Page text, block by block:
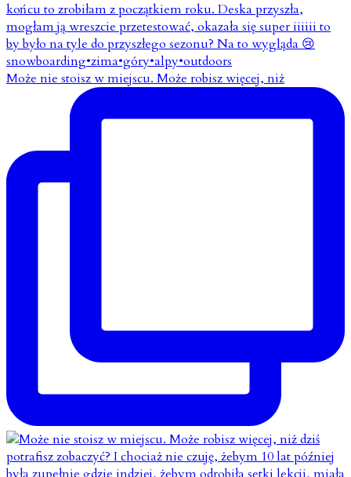
Może nie stoisz w miejscu. Może robisz więcej, niż